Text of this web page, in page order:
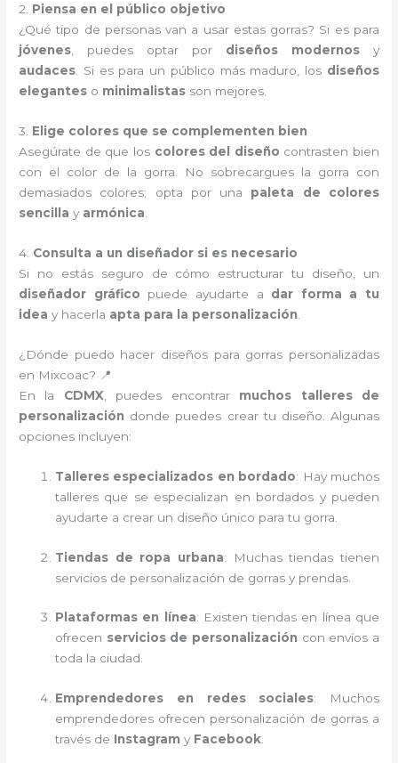
2. Piensa en el público objetivo
¿Qué tipo de personas van a usar estas gorras? Si es para
jóvenes , puedes optar por diseños modernosy
audaces . Si es para un público más maduro, los diseños
elegantes o minimalistas son mejores.
3. Elige colores que se complementen bien
Asegúrate de que los colores del diseño contrasten bien
con el color de la gorra. No sobrecargues la gorra con
demasiados colores; opta por una paleta de colores
sencilla y armónica
4. Consulta a un diseñador si es necesario
Si no estás seguro de cómo estructurar tu diseño, un
diseñador gráfico puede ayudarte a dar forma a tu
idea y hacerla apta para la personalización
¿Dónde puedo hacer diseños para gorras personalizadas
en Mixcoac? 📍
En la CDMX , puedes encontrar muchos talleres de
personalización donde puedes crear tu diseño. Algunas
opciones incluyen:
Talleres especializados en bordado: Hay muchos
talleres que se especializan en bordados y pueden
ayudarte a crear un diseño único para tu gorra.
Tiendas de ropa urbana: Muchas tiendas tienen
servicios de personalización de gorras y prendas.
Plataformas en línea: Existen tiendas en línea que
ofrecen servicios de personalización con envíos a
toda la ciudad.
Emprendedores en redes sociales: Muchos
emprendedores ofrecen personalización de gorras a
través de Instagram y Facebook.